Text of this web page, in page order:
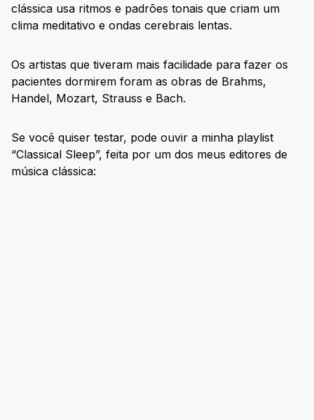
clássica usa ritmos e padrões tonais que criam um
clima meditativo e ondas cerebrais lentas.
Os artistas que tiveram mais facilidade para fazer os
pacientes dormirem foram as obras de Brahms,
Handel, Mozart, Strauss e Bach.
Se você quiser testar, pode ouvir a minha playlist
“Classical Sleep”, feita por um dos meus editores de
música clássica: